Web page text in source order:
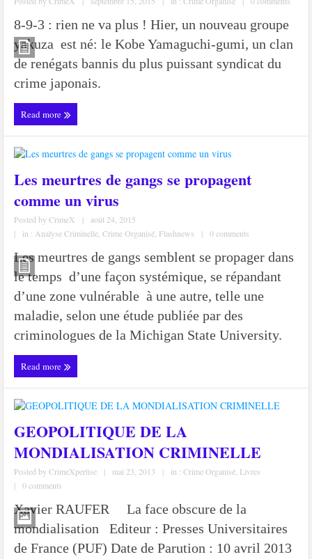
8-9-3 : rien ne va plus ! Hier, un nouveau groupe
yakuza est né: le Kobe Yamaguchi-gumi, un clan
de renégats bannis du plus puissant syndicat du
crime japonais.
Read more
Les meurtres de gangs se propagent
comme un virus
Posted byCrimeX |
août 24, 2015
|
in : Analyse Criminelle,Crime Organisé, Flashnews | 0 comments
Les meurtres de gangs semblent se propager dans
le temps d’une façon systémique, se répandant
d’une zone vulnérable à une autre, telle une
maladie, selon une étude publiée par des
criminologues de la Michigan State University.
Read more
GEOPOLITIQUE DE LA
MONDIALISATION CRIMINELLE
Posted byCrimeXpertise | mai 23, 2013 | in :Crime Organisé, Livres
|
0 comments
Xavier RAUFER La face obscure de la
mondialisation Editeur : Presses Universitaires
de France (PUF) Date de Parution : 10 avril 2013